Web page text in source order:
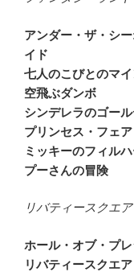
アンダー・ザ・シ
イド
七人のこびとのマ
空飛ぶダンボ
シンデレラのゴー
プリンセス・フェ
ミッキーのフィル
プーさんの冒険
リバティースクエア
ホール・オブ・プ
リバティースクエ